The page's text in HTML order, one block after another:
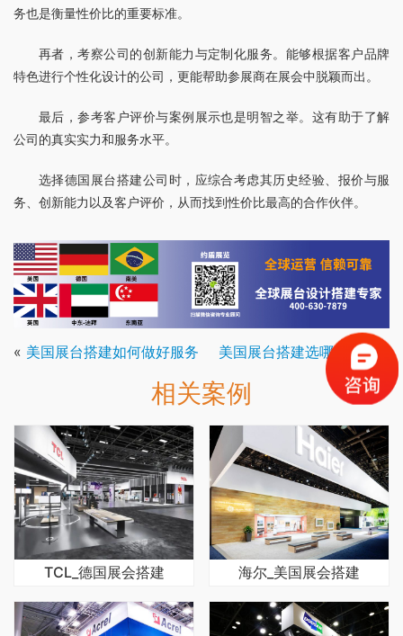
务也是衡量性价比的重要标准。
再者，考察公司的创新能力与定制化服务。能够根据客户品牌
特色进行个性化设计的公司，更能帮助参展商在展会中脱颖而出。
最后，参考客户评价与案例展示也是明智之举。这有助于了解
公司的真实实力和服务水平。
选择德国展台搭建公司时，应综合考虑其历史经验、报价与服
务、创新能力以及客户评价，从而找到性价比最高的合作伙伴。
« 美国展台搭建如何做好服务 美国展台搭建选哪家靠谱»
相关案例
TCL_德国展会搭建 海尔_美国展会搭建